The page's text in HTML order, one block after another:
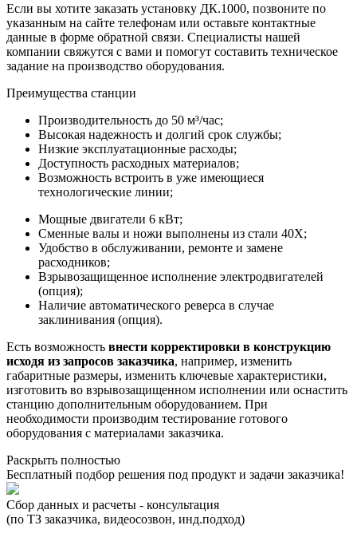
Если вы хотите заказать установку ДК.1000, позвоните по
указанным на сайте телефонам или оставьте контактные
данные в форме обратной связи. Специалисты нашей
компании свяжутся с вами и помогут составить техническое
задание на производство оборудования.
Преимущества станции
Производительность до 50 м³/час;
Высокая надежность и долгий срок службы;
Низкие эксплуатационные расходы;
Доступность расходных материалов;
Возможность встроить в уже имеющиеся
технологические линии;
Мощные двигатели 6 кВт;
Сменные валы и ножи выполнены из стали 40Х;
Удобство в обслуживании, ремонте и замене
расходников;
Взрывозащищенное исполнение электродвигателей
(опция);
Наличие автоматического реверса в случае
заклинивания (опция).
Есть возможность внести корректировки в конструкцию
исходя из запросов заказчика, например, изменить
габаритные размеры, изменить ключевые характеристики,
изготовить во взрывозащищенном исполнении или оснастить
станцию дополнительным оборудованием. При
необходимости производим тестирование готового
оборудования с материалами заказчика.
Раскрыть полностью
Бесплатный подбор решения под продукт и задачи заказчика!
Сбор данных и расчеты - консультация
(по ТЗ заказчика, видеосозвон, инд.подход)